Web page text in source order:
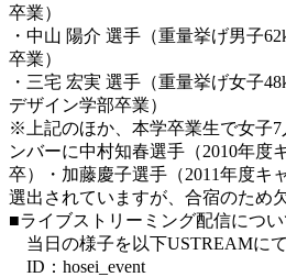
卒業）
・中山 陽介 選手（重量挙げ男子
卒業）
・三宅 宏実 選手（重量挙げ女子
デザイン学部卒業）
※上記のほか、本学卒業生で女子7
ンバーに中村知春選手（2010年度
卒）・加藤慶子選手（2011年度キ
選出されていますが、合宿のため
■ライブストリーミング配信につい
当日の様子を以下USTREAMに
ID：hosei_event